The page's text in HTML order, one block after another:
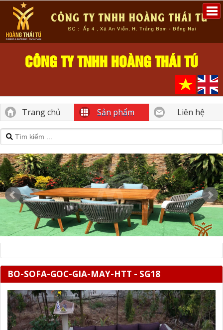
CÔNG TY TNHH HOÀNG THÁI TÚ
Trang chủ Sản phẩm Liên hệ
BO-SOFA-GOC-GIA-MAY-HTT - SG18